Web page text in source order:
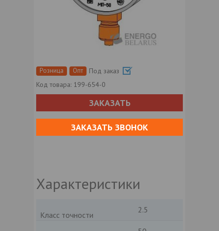
Розница Опт
Под заказ
Код товара: 199-654-0
ЗАКАЗАТЬ
ЗАКАЗАТЬ ЗВОНОК
Характеристики
Класс точности
2.5